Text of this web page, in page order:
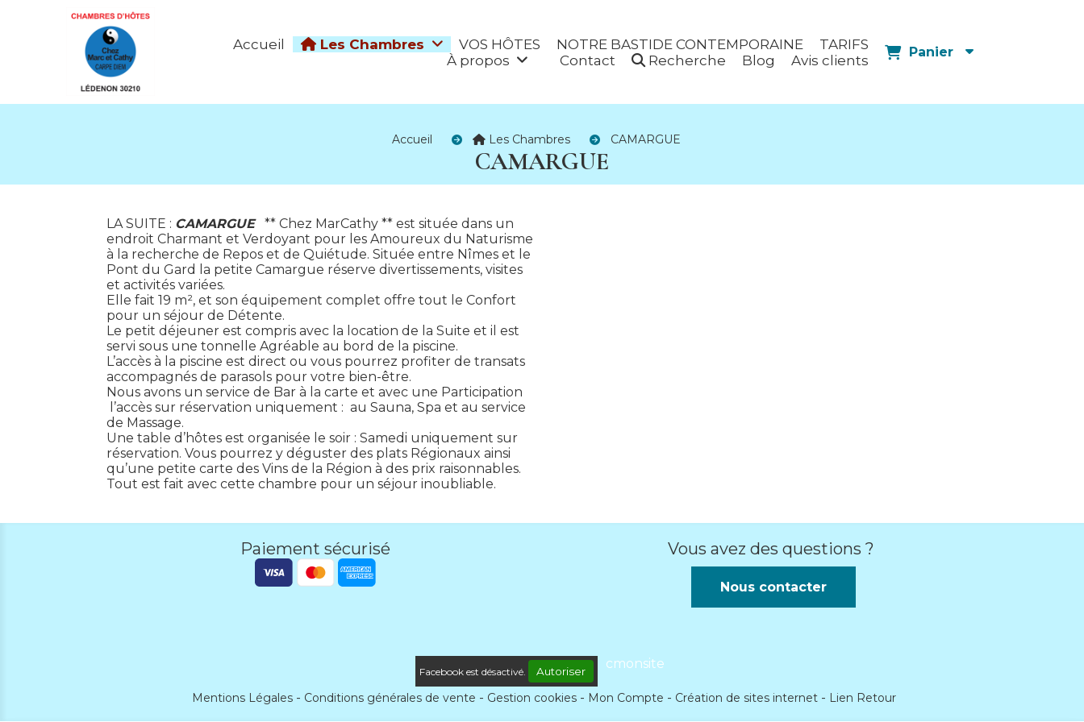
Accueil Les Chambres VOS HÔTES NOTRE BASTIDE CONTEMPORAINE
TARIFS
À propos
Contact Recherche Blog Avis clients Panier
Accueil Les Chambres CAMARGUE
CAMARGUE
LA SUITE : CAMARGUE** Chez MarCathy ** est située dans un
endroit Charmant et Verdoyant pour les Amoureux du Naturisme
à la recherche de Repos et de Quiétude. Située entre Nîmes et le
Pont du Gard la petite Camargue réserve divertissements, visites
et activités variées.
Elle fait 19 m², et son équipement complet offre tout le Confort
pour un séjour de Détente.
Le petit déjeuner est compris avec la location de la Suite et il est
servi sous une tonnelle Agréable au bord de la piscine.
L’accès à la piscine est direct ou vous pourrez profiter de transats
accompagnés de parasols pour votre bien-être.
Nous avons un service de Bar à la carte et avec une Participation
l’accès sur réservation uniquement : au Sauna, Spa et au service
de Massage.
Une table d’hôtes est organisée le soir : Samedi uniquement sur
réservation. Vous pourrez y déguster des plats Régionaux ainsi
qu’une petite carte des Vins de la Région à des prix raisonnables.
Tout est fait avec cette chambre pour un séjour inoubliable.
Paiement sécurisé Vous avez des questions ?
Nous contacter
Facebook est désactivé. Autoriser cmonsite
Mentions Légales Conditions générales de vente Gestion cookies Mon Compte Création de sites internet Lien Retour